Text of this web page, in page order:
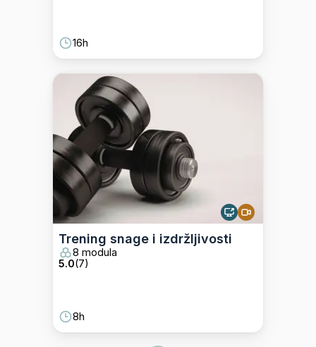
16h
Trening snage i izdržljivosti
8 modula
5.0(7)
8h